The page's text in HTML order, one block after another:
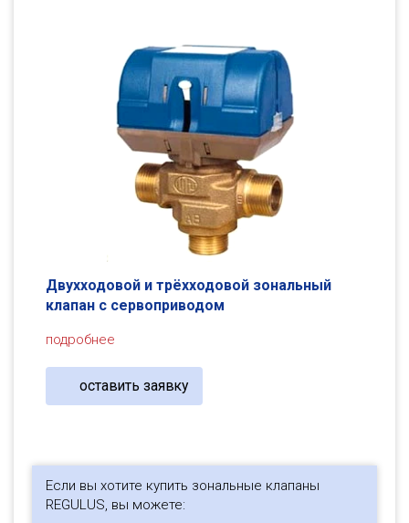
Двухходовой и трёхходовой зональный
клапан с сервоприводом
подробнее
оставить заявку
Если вы хотите купить зональные клапаны
REGULUS, вы можете: